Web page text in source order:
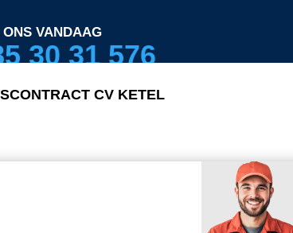
ONS VANDAAG
30 31 576
CV KETEL